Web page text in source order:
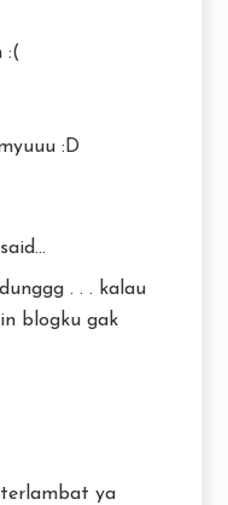
:(
:D
said...
. . . kalau
blogku gak
ya